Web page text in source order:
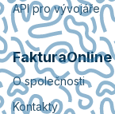
API pro vývojáře
FakturaOnline
O společnosti
Kontakty